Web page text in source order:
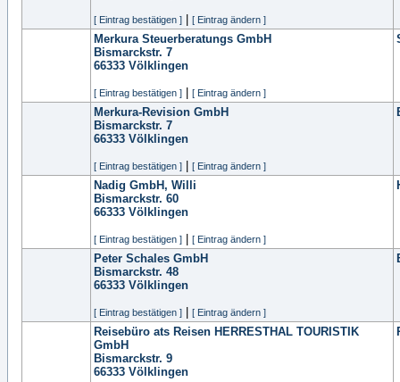
[ Eintrag bestätigen ] [ Eintrag ändern ]
Merkura Steuerberatungs GmbH
Bismarckstr. 7
66333 Völklingen
[ Eintrag bestätigen ] [ Eintrag ändern ]
Merkura-Revision GmbH
Bismarckstr. 7
66333 Völklingen
[ Eintrag bestätigen ] [ Eintrag ändern ]
Nadig GmbH, Willi
Bismarckstr. 60
66333 Völklingen
[ Eintrag bestätigen ] [ Eintrag ändern ]
Peter Schales GmbH
Bismarckstr. 48
66333 Völklingen
[ Eintrag bestätigen ] [ Eintrag ändern ]
Reisebüro ats Reisen HERRESTHAL TOURISTIK
GmbH
Bismarckstr. 9
66333 Völklingen